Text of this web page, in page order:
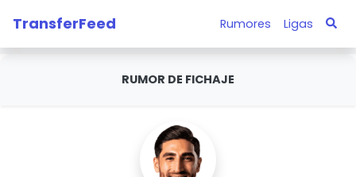
TransferFeed Rumores Ligas
RUMOR DE FICHAJE